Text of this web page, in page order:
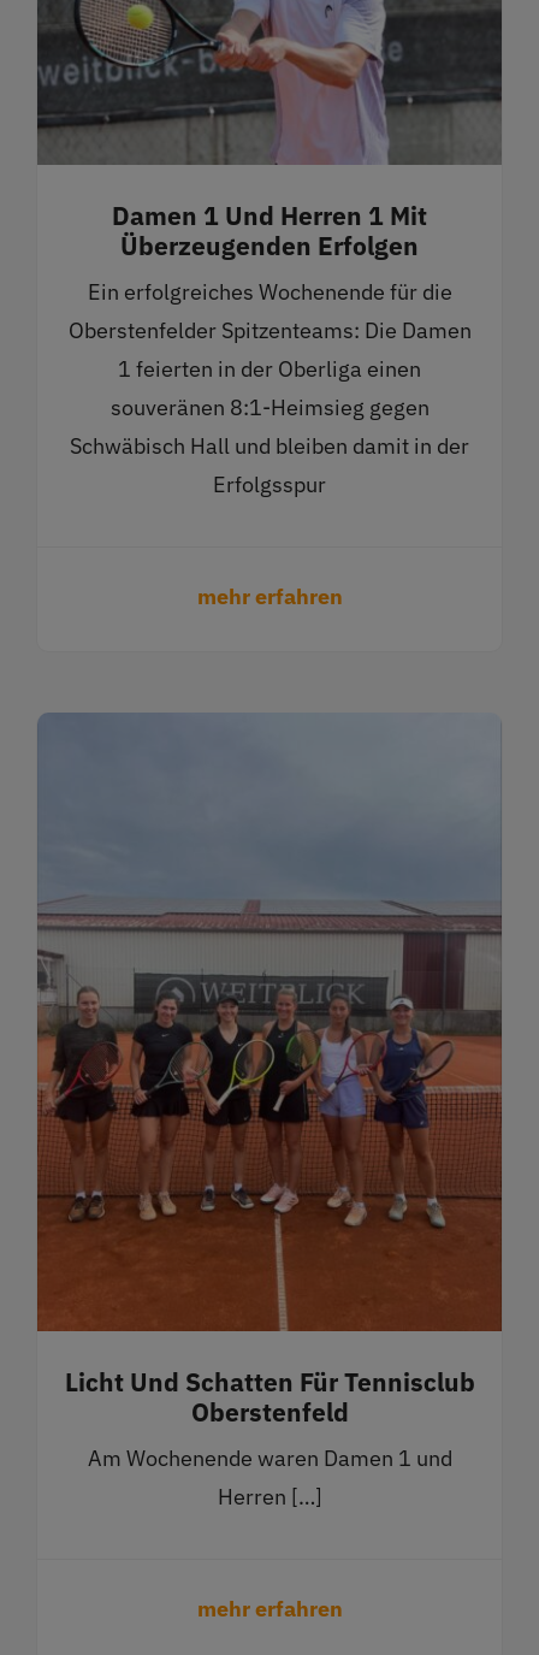
Damen 1 Und Herren 1 Mit
Überzeugenden Erfolgen
Ein erfolgreiches Wochenende für die
Oberstenfelder Spitzenteams: Die Damen
1 feierten in der Oberliga einen
souveränen 8:1-Heimsieg gegen
Schwäbisch Hall und bleiben damit in der
Erfolgsspur
mehr erfahren
Licht Und Schatten Für Tennisclub
Oberstenfeld
Am Wochenende waren Damen 1 und
Herren […]
mehr erfahren